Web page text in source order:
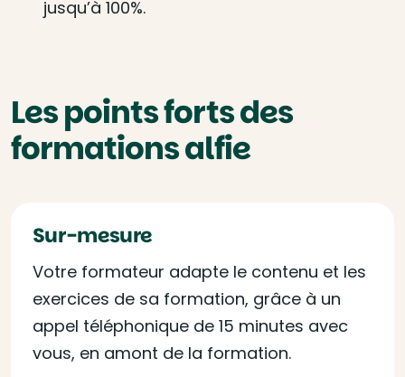
jusqu’à 100%.
Les points forts des
formations alfie
Sur-mesure
Votre formateur adapte le contenu et les
exercices de sa formation, grâce à un
appel téléphonique de 15 minutes avec
vous, en amont de la formation.